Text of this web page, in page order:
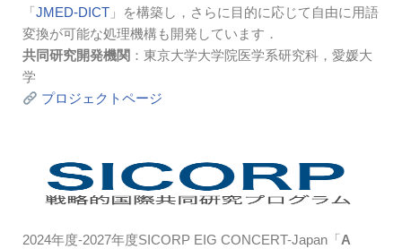
「JMED-DICT 」を構築し，さらに目的に応じて自由に用語
変換が可能な処理機構も開発しています．
共同研究開発機関 ：東京大学大学院医学系研究科，愛媛大
学
プロジェクトページ
2024年度-2027年度SICORP EIG CONCERT-Japan「A